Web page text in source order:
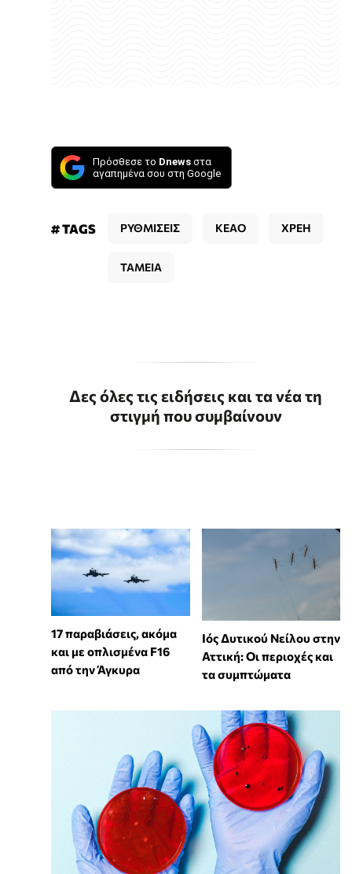
Πρόσθεσε το Dnews στα
αγαπημένα σου στη Google
# TAGS ΡΥΘΜΙΣΕΙΣ ΚΕΑΟ ΧΡΕΗ
ΤΑΜΕΙΑ
Δες όλες τις ειδήσεις και τα νέα τη
στιγμή που συμβαίνουν
17 παραβιάσεις, ακόμα
και με οπλισμένα F16
από την Άγκυρα
Ιός Δυτικού Νείλου στην
Αττική: Οι περιοχές και
τα συμπτώματα